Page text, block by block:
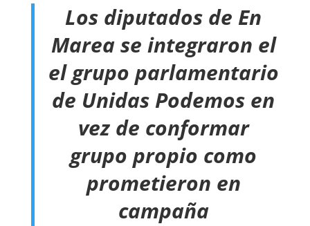
Los diputados de En
Marea se integraron el
el grupo parlamentario
de Unidas Podemos en
vez de conformar
grupo propio como
prometieron en
campaña